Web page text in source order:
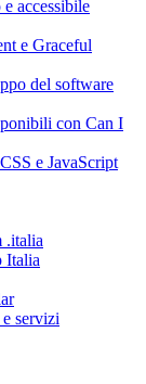
accessibile
e Graceful
del software
con Can I
e JavaScript
.italia
Italia
servizi